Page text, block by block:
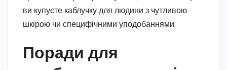
ви купуєте каблучку для людини з чутливою
шкірою чи специфічними уподобаннями.
Поради для